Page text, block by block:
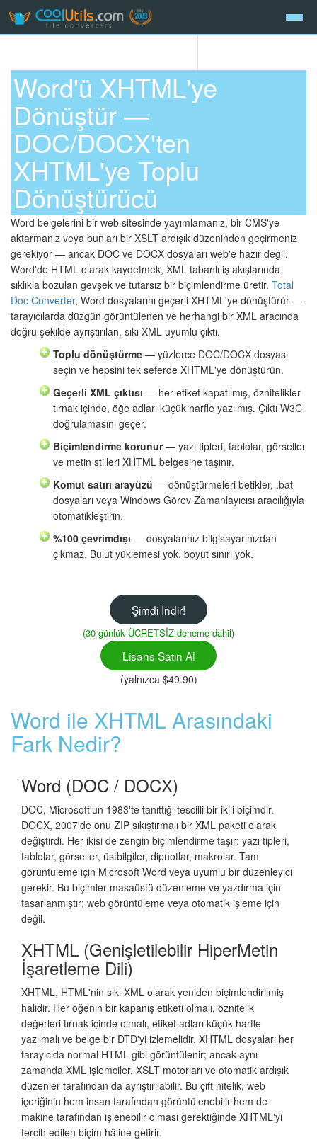
Word'ü XHTML'ye
Dönüştür —
DOC/DOCX'ten
XHTML'ye Toplu
Dönüştürücü
Word belgelerini bir web sitesinde yayımlamanız, bir CMS'ye
aktarmanız veya bunları bir XSLT ardışık düzeninden geçirmeniz
gerekiyor — ancak DOC ve DOCX dosyaları web'e hazır değil.
Word'de HTML olarak kaydetmek, XML tabanlı iş akışlarında
sıklıkla bozulan gevşek ve tutarsız bir biçimlendirme üretir. Total
Doc Converter, Word dosyalarını geçerli XHTML'ye dönüştürür —
tarayıcılarda düzgün görüntülenen ve herhangi bir XML aracında
doğru şekilde ayrıştırılan, sıkı XML uyumlu çıktı.
Toplu dönüştürme — yüzlerce DOC/DOCX dosyası
seçin ve hepsini tek seferde XHTML'ye dönüştürün.
Geçerli XML çıktısı — her etiket kapatılmış, öznitelikler
tırnak içinde, öğe adları küçük harfle yazılmış. Çıktı W3C
doğrulamasını geçer.
Biçimlendirme korunur— yazı tipleri, tablolar, görseller
ve metin stilleri XHTML belgesine taşınır.
Komut satırı arayüzü — dönüştürmeleri betikler, .bat
dosyaları veya Windows Görev Zamanlayıcısı aracılığıyla
otomatikleştirin.
%100 çevrimdışı — dosyalarınız bilgisayarınızdan
çıkmaz. Bulut yüklemesi yok, boyut sınırı yok.
Şimdi İndir!
(30 günlük ÜCRETSİZ deneme dahil)
Lisans Satın Al
(yalnızca $49.90)
Word ile XHTML Arasındaki
Fark Nedir?
Word (DOC / DOCX)
DOC, Microsoft'un 1983'te tanıttığı tescilli bir ikili biçimdir.
DOCX, 2007'de onu ZIP sıkıştırmalı bir XML paketi olarak
değiştirdi. Her ikisi de zengin biçimlendirme taşır: yazı tipleri,
tablolar, görseller, üstbilgiler, dipnotlar, makrolar. Tam
görüntüleme için Microsoft Word veya uyumlu bir düzenleyici
gerekir. Bu biçimler masaüstü düzenleme ve yazdırma için
tasarlanmıştır; web görüntüleme veya otomatik işleme için
değil.
XHTML (Genişletilebilir HiperMetin
İşaretleme Dili)
XHTML, HTML'nin sıkı XML olarak yeniden biçimlendirilmiş
halidir. Her öğenin bir kapanış etiketi olmalı, öznitelik
değerleri tırnak içinde olmalı, etiket adları küçük harfle
yazılmalı ve belge bir DTD'yi izlemelidir. XHTML dosyaları her
tarayıcıda normal HTML gibi görüntülenir; ancak aynı
zamanda XML işlemciler, XSLT motorları ve otomatik ardışık
düzenler tarafından da ayrıştırılabilir. Bu çift nitelik, web
içeriğinin hem insan tarafından görüntülenebilir hem de
makine tarafından işlenebilir olması gerektiğinde XHTML'yi
tercih edilen biçim hâline getirir.